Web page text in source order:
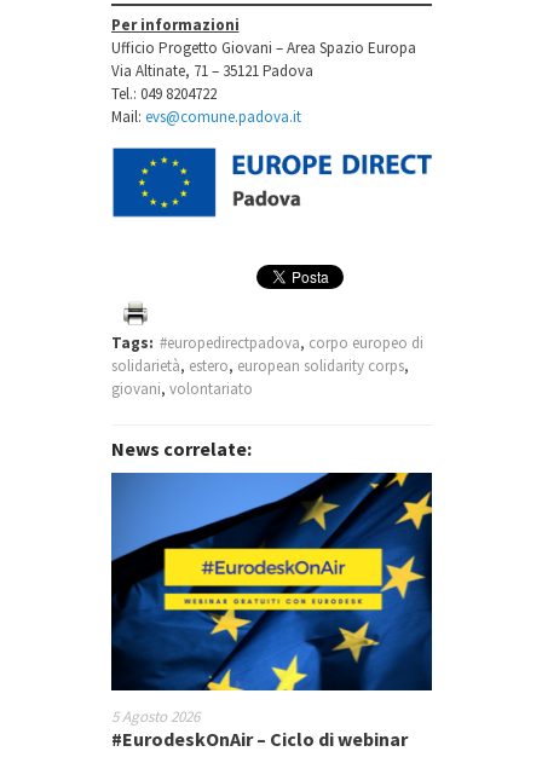
Per informazioni
Ufficio Progetto Giovani – Area Spazio Europa
Via Altinate, 71 – 35121 Padova
Tel.: 049 8204722
Mail: evs@comune.padova.it
Tags: #europedirectpadova, corpo europeo di
solidarietà, estero, european solidarity corps,
giovani, volontariato
News correlate:
5 Agosto 2026
#EurodeskOnAir – Ciclo di webinar